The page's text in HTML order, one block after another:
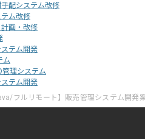
配システム改修
テム改修
計画・改修
ステム開発
ム
管理システム
ステム開発
フルリモート】販売管理システム開発